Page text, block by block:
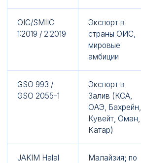
OIC/SMIIC
1:2019 / 2:2019
Экспорт в
страны ОИС,
мировые
амбиции
GSO 993 /
GSO 2055-1
Экспорт в
Залив (КСА,
ОАЭ, Бахрейн,
Кувейт, Оман,
Катар)
JAKIM Halal
Малайзия; по